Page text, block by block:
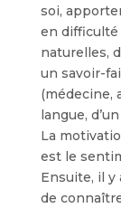
soi,
en difficulté
naturelles,
un savoir-
(médecine,
langue,
La
est le
Ensuite, il y
de